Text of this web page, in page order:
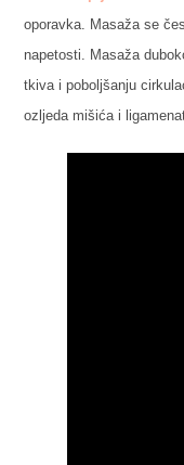
oporavka. Masaža se
napetosti. Masaža
tkiva i poboljšanju
ozljeda mišića i